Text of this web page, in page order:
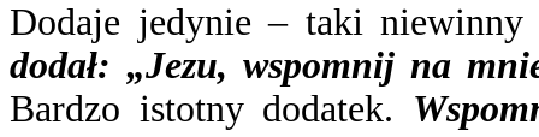
Dodaje jedynie – taki niewinny
dodał: „Jezu, wspomnij na
Bardzo istotny dodatek.